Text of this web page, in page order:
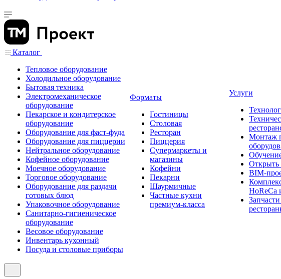
Каталог
Тепловое оборудование
Холодильное оборудование
Бытовая техника
Электромеханическое
оборудование
Пекарское и кондитерское
оборудование
Оборудование для фаст-фуда
Оборудование для пиццерии
Нейтральное оборудование
Кофейное оборудование
Моечное оборудование
Торговое оборудование
Оборудование для раздачи
готовых блюд
Упаковочное оборудование
Санитарно-гигиеническое
оборудование
Весовое оборудование
Инвентарь кухонный
Посуда и столовые приборы
Форматы
Гостиницы
Столовая
Ресторан
Пиццерия
Супермаркеты и
магазины
Кофейни
Пекарни
Шаурмичные
Частные кухни
премиум-класса
Услуги
Монтаж
Открыть
BIM-
HoReCa